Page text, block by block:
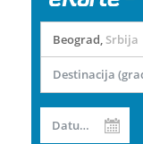
Beograd, Srbija
Datum od